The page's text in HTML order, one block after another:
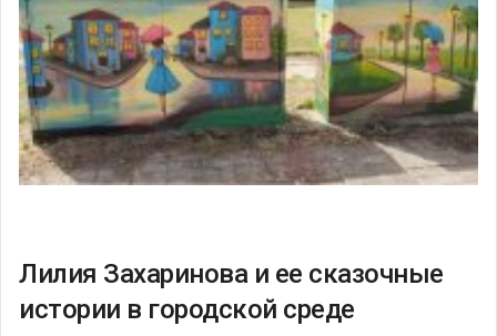
Лилия Захаринова и ее сказочные
истории в городской среде